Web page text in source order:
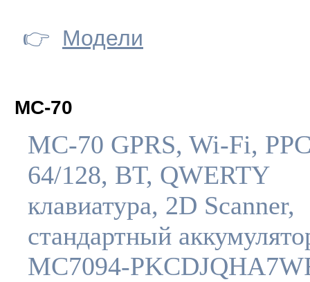
👉 Модели
MC-70
MC-70 GPRS, Wi-Fi,
64/128, BT, QWERTY
клавиатура, 2D Scanner,
стандартный
MC7094-